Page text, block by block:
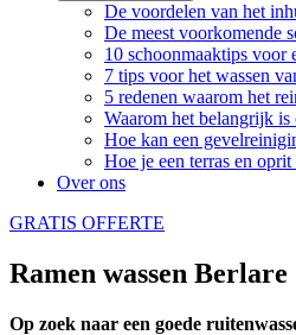
De voordelen van het
De meest voorkomende
10 schoonmaaktips voor
7 tips voor het wassen
5 redenen waarom het
Waarom het belangrijk
Hoe kan een
Hoe je een terras en
Over ons
GRATIS OFFERTE
Ramen wassen
Op zoek naar een goede